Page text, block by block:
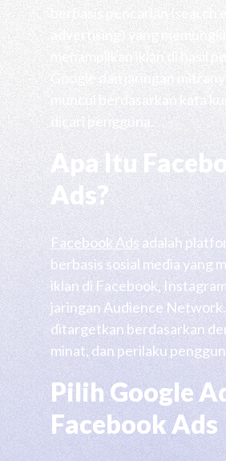
muncul berdasarkan kata
dicari pengguna.
Apa Itu
Ads?
Facebook Ads adalah
berbasis sosial media yang
iklan di Facebook,
jaringan Audience
ditargetkan berdasarkan
minat, dan perilaku
Pilih Google
Facebook Ads